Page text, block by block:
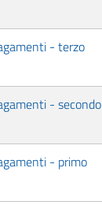
- terzo
- secondo
- primo